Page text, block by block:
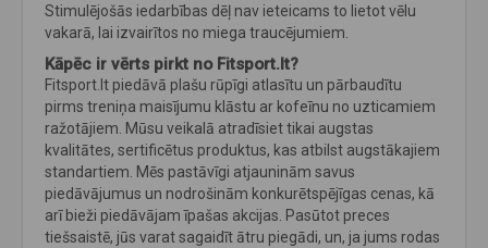
Stimulējošās iedarbības dēļ nav ieteicams to lietot vēlu
vakarā, lai izvairītos no miega traucējumiem.
Kāpēc ir vērts pirkt no Fitsport.lt?
Fitsport.lt piedāvā plašu rūpīgi atlasītu un pārbaudītu
pirms treniņa maisījumu klāstu ar kofeīnu no uzticamiem
ražotājiem. Mūsu veikalā atradīsiet tikai augstas
kvalitātes, sertificētus produktus, kas atbilst augstākajiem
standartiem. Mēs pastāvīgi atjauninām savus
piedāvājumus un nodrošinām konkurētspējīgas cenas, kā
arī bieži piedāvājam īpašas akcijas. Pasūtot preces
tiešsaistē, jūs varat sagaidīt ātru piegādi, un, ja jums rodas